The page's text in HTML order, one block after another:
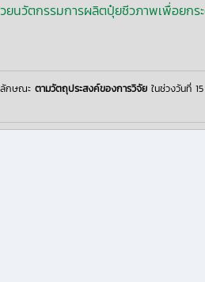
วัตกรรมการผลิตปุ๋ยชีวภาพเพื่อยกระ
ลักษณะ ตามวัตถุประสงค์ของการวิจัยในช่วงวันที่